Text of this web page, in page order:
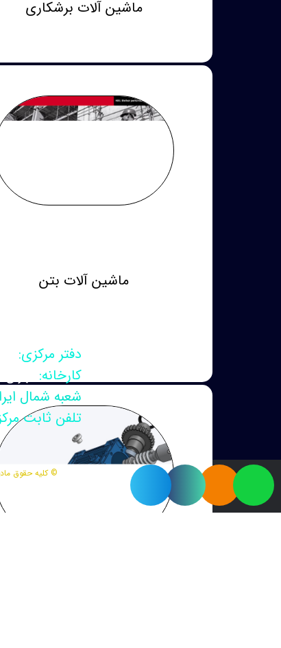
ماشین آلات برشکاری
ماشین آلات بتن
دفتر مرکزی:
کارخانه:
شعبه شمال
تلفن ثابت
© کلیه حقوق